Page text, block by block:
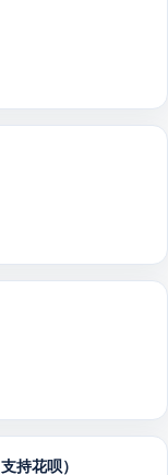
持花呗）